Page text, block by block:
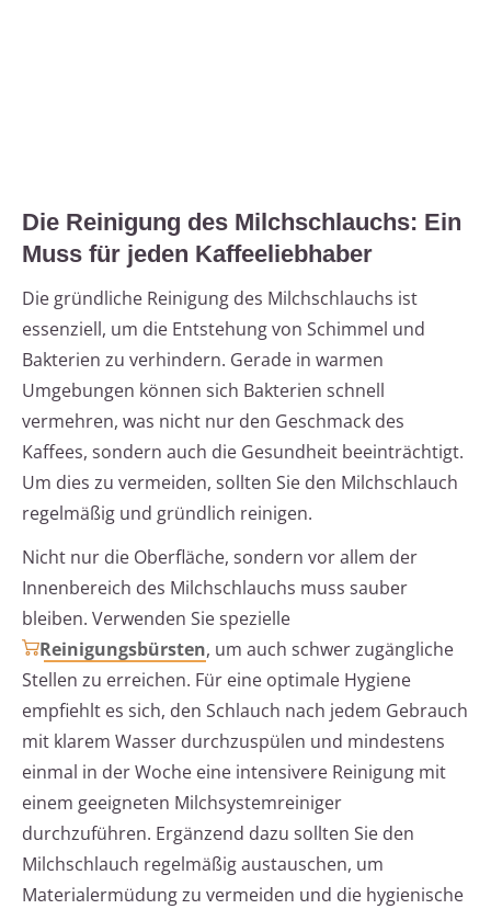
Die Reinigung des Milchschlauchs: Ein
Muss für jeden Kaffeeliebhaber
Die gründliche Reinigung des Milchschlauchs ist
essenziell, um die Entstehung von Schimmel und
Bakterien zu verhindern. Gerade in warmen
Umgebungen können sich Bakterien schnell
vermehren, was nicht nur den Geschmack des
Kaffees, sondern auch die Gesundheit beeinträchtigt.
Um dies zu vermeiden, sollten Sie den Milchschlauch
regelmäßig und gründlich reinigen.
Nicht nur die Oberfläche, sondern vor allem der
Innenbereich des Milchschlauchs muss sauber
bleiben. Verwenden Sie spezielle
Reinigungsbürsten, um auch schwer zugängliche
Stellen zu erreichen. Für eine optimale Hygiene
empfiehlt es sich, den Schlauch nach jedem Gebrauch
mit klarem Wasser durchzuspülen und mindestens
einmal in der Woche eine intensivere Reinigung mit
einem geeigneten Milchsystemreiniger
durchzuführen. Ergänzend dazu sollten Sie den
Milchschlauch regelmäßig austauschen, um
Materialermüdung zu vermeiden und die hygienische